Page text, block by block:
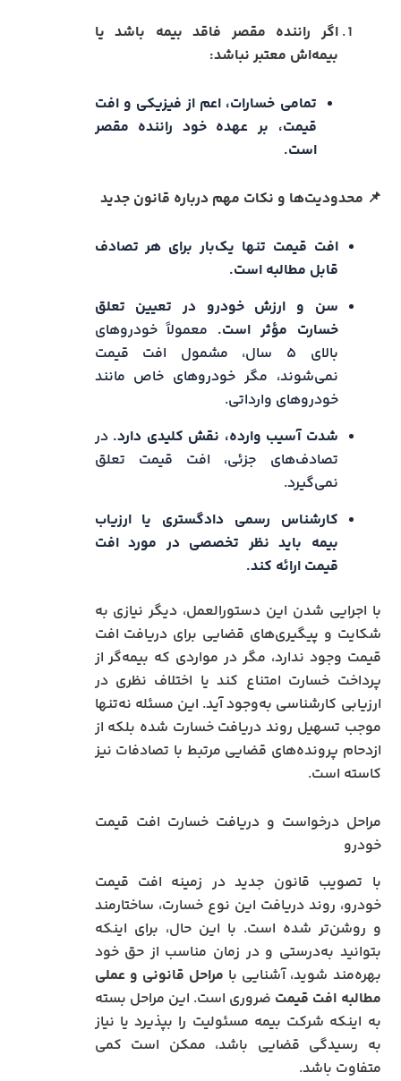
اگر راننده مقصر فاقد بیمه باشد یا
بیمه‌اش معتبر نباشد:
تمامی خسارات، اعم از فیزیکی و افت
قیمت، بر عهده خود راننده مقصر
است.
📌 محدودیت‌ها و نکات مهم درباره قانون جدید
افت قیمت تنها یک‌بار برای هر تصادف
قابل مطالبه است.
سن و ارزش خودرو در تعیین تعلق
خسارت مؤثر است. معمولاً خودروهای
بالای ۵ سال، مشمول افت قیمت
نمی‌شوند، مگر خودروهای خاص مانند
خودروهای وارداتی.
شدت آسیب وارده، نقش کلیدی دارد. در
تصادف‌های جزئی، افت قیمت تعلق
نمی‌گیرد.
کارشناس رسمی دادگستری یا ارزیاب
بیمه باید نظر تخصصی در مورد افت
قیمت ارائه کند.
با اجرایی شدن این دستورالعمل، دیگر نیازی به
شکایت و پیگیری‌های قضایی برای دریافت افت
قیمت وجود ندارد، مگر در مواردی که بیمه‌گر از
پرداخت خسارت امتناع کند یا اختلاف نظری در
ارزیابی کارشناسی به‌وجود آید. این مسئله نه‌تنها
موجب تسهیل روند دریافت خسارت شده بلکه از
ازدحام پرونده‌های قضایی مرتبط با تصادفات نیز
کاسته است.
مراحل درخواست و دریافت خسارت افت قیمت
خودرو
با تصویب قانون جدید در زمینه افت قیمت
خودرو، روند دریافت این نوع خسارت، ساختارمند
و روشن‌تر شده است. با این حال، برای اینکه
بتوانید به‌درستی و در زمان مناسب از حق خود
بهره‌مند شوید، آشنایی با مراحل قانونی و عملی
مطالبه افت قیمت ضروری است. این مراحل بسته
به اینکه شرکت بیمه مسئولیت را بپذیرد یا نیاز
به رسیدگی قضایی باشد، ممکن است کمی
متفاوت باشد.